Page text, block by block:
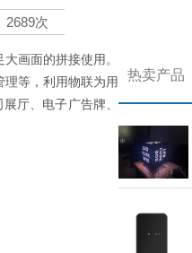
2689次
热卖产品
画面的拼接使用。
等，利用物联为用
厅、电子广告牌、